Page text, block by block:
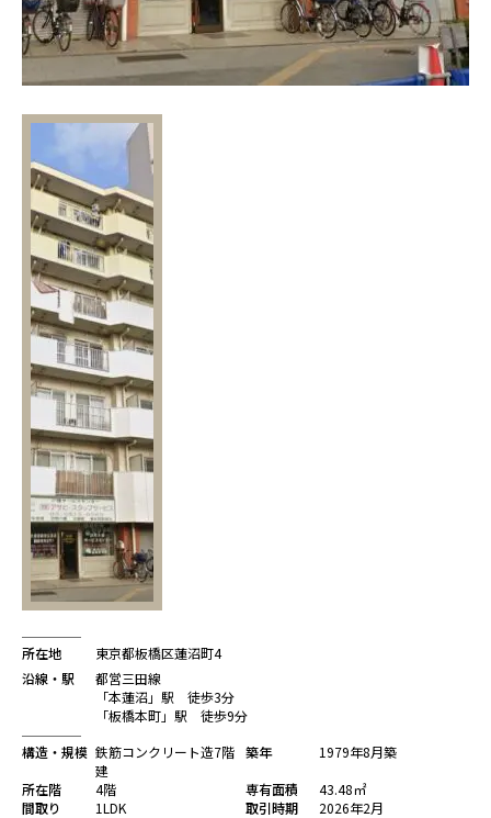
所在地
東京都板橋区蓮沼町4
沿線・駅
都営三田線
「本蓮沼」駅 徒歩3分
「板橋本町」駅 徒歩9分
構造・規模 鉄筋コンクリート造7階
建
築年
1979年8月築
所在階
4階 専有面積
43.48㎡
間取り
1LDK 取引時期 2026年2月